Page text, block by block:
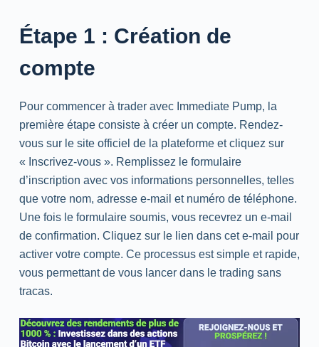
Étape 1 : Création de
compte
Pour commencer à trader avec Immediate Pump, la
première étape consiste à créer un compte. Rendez-
vous sur le site officiel de la plateforme et cliquez sur
« Inscrivez-vous ». Remplissez le formulaire
d’inscription avec vos informations personnelles, telles
que votre nom, adresse e-mail et numéro de téléphone.
Une fois le formulaire soumis, vous recevrez un e-mail
de confirmation. Cliquez sur le lien dans cet e-mail pour
activer votre compte. Ce processus est simple et rapide,
vous permettant de vous lancer dans le trading sans
tracas.